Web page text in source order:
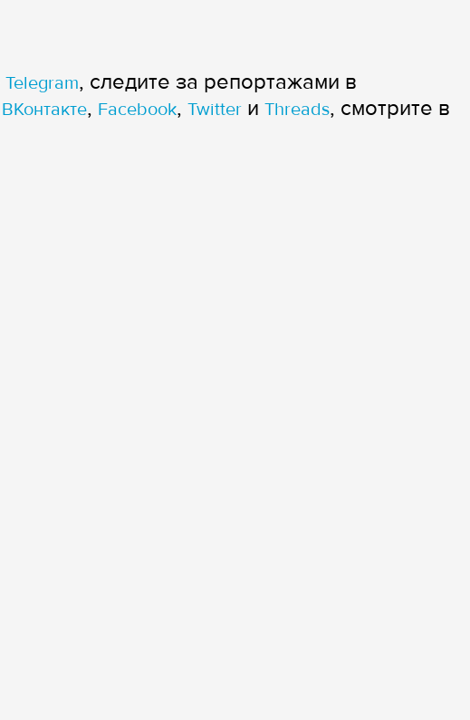
Telegram, следите за репортажами в
ВКонтакте, Facebook, Twitter и Threads, смотрите в